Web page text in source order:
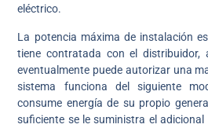
eléctrico.
La potencia máxima de instalación
tiene contratada con el distribuidor,
eventualmente puede autorizar una
sistema funciona del siguiente
consume energía de su propio
suficiente se le suministra el